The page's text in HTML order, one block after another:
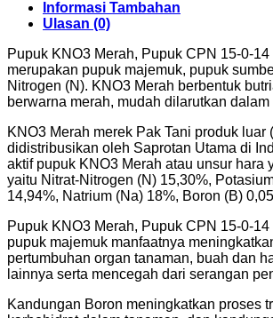
Informasi Tambahan
Ulasan (0)
Pupuk KNO3 Merah, Pupuk CPN 15-0-
merupakan pupuk majemuk, pupuk
Nitrogen (N). KNO3 Merah berbentuk
berwarna merah, mudah dilarutkan dalam
KNO3 Merah merek Pak Tani produk luar
didistribusikan oleh Saprotan Utama di
aktif pupuk KNO3 Merah atau unsur hara
yaitu Nitrat-Nitrogen (N) 15,30%,
14,94%, Natrium (Na) 18%, Boron (B)
Pupuk KNO3 Merah, Pupuk CPN 15-0-14
pupuk majemuk manfaatnya
pertumbuhan organ tanaman, buah dan
lainnya serta mencegah dari serangan
Kandungan Boron meningkatkan proses